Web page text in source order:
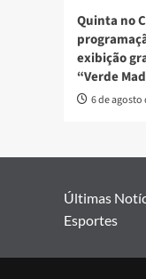
Quinta no
exibição
“Verde
6 de agosto
Últimas
Esportes